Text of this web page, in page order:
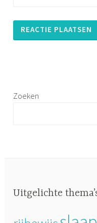
Zoeken
Uitgelichte